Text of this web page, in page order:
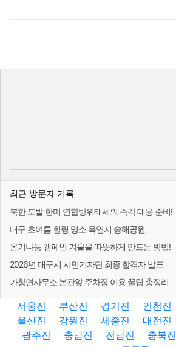
최근 방문자 기록
북한 도발 한미 연합방위태세의 즉각 대응 준비!
대구 초여름 힐링 명소 옥연지 송해공원
온기나눔 캠페인 겨울을 따뜻하게 만드는 방법!
2026년 대구시 시민기자단 최종 합격자 발표
가창면사무소 본관앞 주차장 이용 꿀팁 총정리
서울진 부산진 경기진 인천진
울산진
강원진 세종진 대전진
광주진
충남진 전남진 충북진